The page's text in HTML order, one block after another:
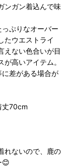
ンガン着込んで味
ぷりなオーバー
たウエストライ
えない色合いが目
高いアイテム。
差がある場合が
丈70cm
れないので、鹿の
😊